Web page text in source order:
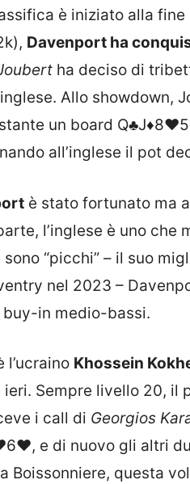
è iniziato alla fine
Davenport ha
ha deciso di
Allo showdown,
un board Q♣J♦8♥
all’inglese il pot
è stato fortunato ma
l’inglese è uno
sono “picchi” – il suo
nel 2023 –
in medio-bassi.
l’ucraino Khossein
Sempre livello 20, il
i call di Georgios
6♥, e di nuovo gli altri
Boissonniere, questa